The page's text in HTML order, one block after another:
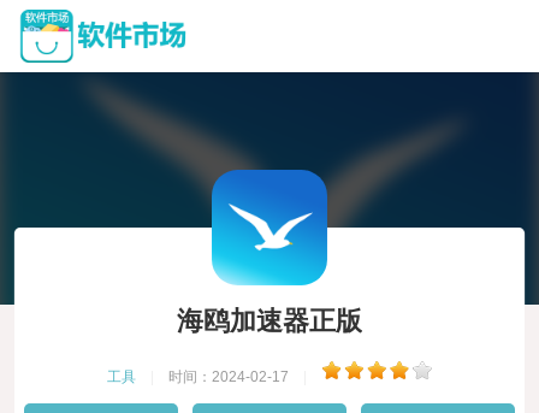
海鸥加速器正版
工具 时间：2024-02-17